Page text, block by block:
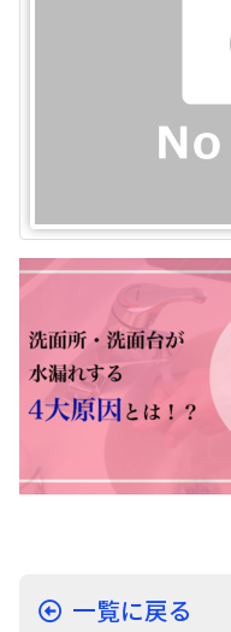
一覧に戻る